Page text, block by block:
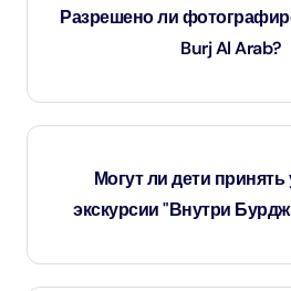
Разрешено ли
Burj Al Arab?
Да, в большинстве зон
разрешено.Могут ли дети принять
экскурсии "Внутри
Да, дети допускаются, но в